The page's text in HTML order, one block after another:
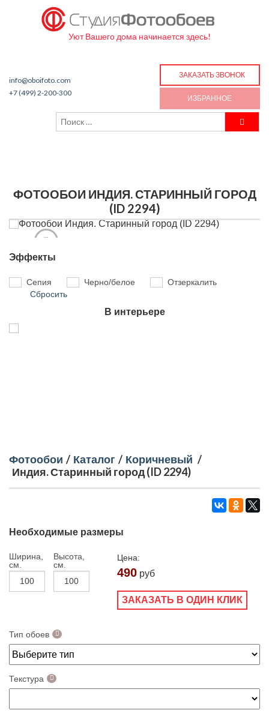
Уют Вашего дома начинается здесь!
info@oboifoto.com
+7 (499) 2-200-300
ЗАКАЗАТЬ ЗВОНОК
ИЗБРАННОЕ
ФОТООБОИ ИНДИЯ. СТАРИННЫЙ ГОРОД
(ID 2294)
Эффекты
Сепия Черно/белое
Отзеркалить
Сбросить
В интерьере
Фотообои / Каталог / Коричневый /
Индия. Старинный город (ID 2294)
Необходимые размеры
Ширина,
см.
Высота,
см.
Цена:
490 руб
ЗАКАЗАТЬ В ОДИН КЛИК
Тип обоев
Текстура